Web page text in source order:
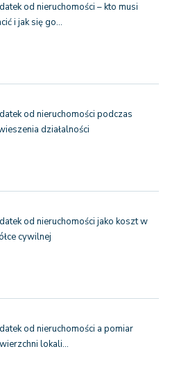
od nieruchomości – kto musi
i jak się go…
od nieruchomości podczas
działalności
od nieruchomości jako koszt w
cywilnej
od nieruchomości a pomiar
lokali…